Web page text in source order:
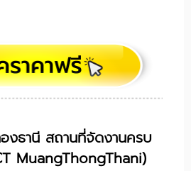
งธานี สถานที่จัดงานครบ
MuangThongThani)